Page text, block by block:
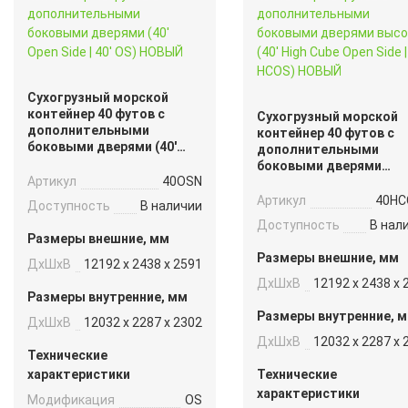
Сухогрузный морской
контейнер 40 футов с
дополнительными
боковыми дверями (40′
Артикул
40OSN
Доступность
В наличии
Размеры внешние, мм
ДxШxВ
12192 x 2438 x 2591
Размеры внутренние, мм
ДxШxВ
12032 x 2287 x 2302
Технические
характеристики
Модификация
OS
Сухогрузный морской
контейнер 40 футов с
дополнительными
боковыми дверями
Open Side | 40′ HCOS)
Артикул
Доступность
В
Размеры внешние, мм
ДxШxВ
12192 x 2438 x
Размеры внутренние,
ДxШxВ
12032 x 2287 x
Технические
характеристики